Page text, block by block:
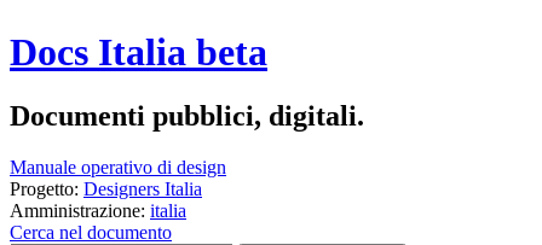
Docs Italia beta
Documenti pubblici, digitali.
Manuale operativo di design
Progetto: Designers Italia
Amministrazione: italia
Cerca nel documento